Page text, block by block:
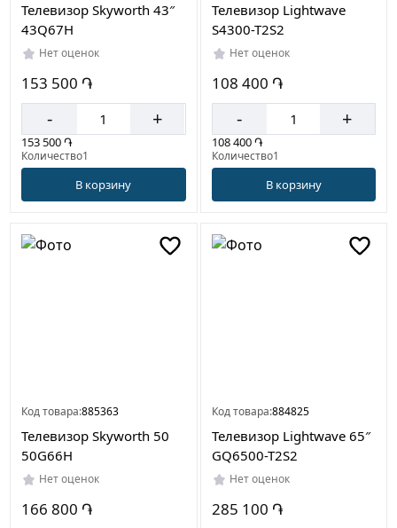
Телевизор Skyworth 43″
43Q67H
Нет оценок
153 500 ֏
- +
153 500 ֏
Количество1
В корзину
Телевизор Lightwave
S4300-T2S2
Нет оценок
108 400 ֏
- +
108 400 ֏
Количество1
В корзину
Код товара:885363
Телевизор Skyworth 50
50G66H
Нет оценок
166 800 ֏
Код товара:884825
Телевизор Lightwave 65″
GQ6500-T2S2
Нет оценок
285 100 ֏